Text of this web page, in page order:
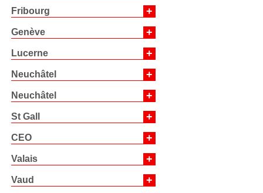
Fribourg +
Genève +
Lucerne +
Neuchâtel +
Neuchâtel +
St Gall +
CEO +
Valais +
Vaud +